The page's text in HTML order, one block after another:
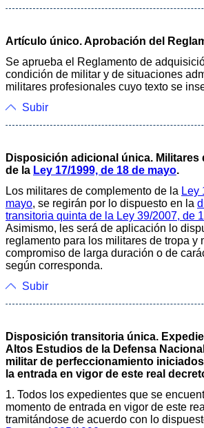
Artículo único. Aprobación del
Se aprueba el Reglamento de
condición de militar y de situaciones
militares profesionales cuyo texto se
Subir
Disposición adicional única. Militares
de la Ley 17/1999, de 18 de mayo.
Los militares de complemento de la Ley
mayo, se regirán por lo dispuesto en la
transitoria quinta de la Ley 39/2007, de
Asimismo, les será de aplicación lo
reglamento para los militares de tropa y
compromiso de larga duración o de
según corresponda.
Subir
Disposición transitoria única.
Altos Estudios de la Defensa
militar de perfeccionamiento
la entrada en vigor de este real
1. Todos los expedientes que se
momento de entrada en vigor de este
tramitándose de acuerdo con lo